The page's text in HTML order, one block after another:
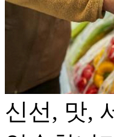
신선, 맛,